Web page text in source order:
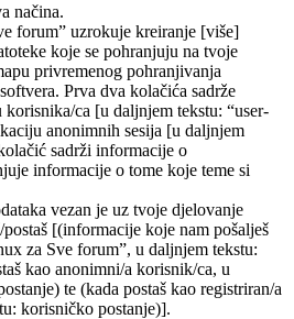
načina.
forum” uzrokuje kreiranje [više]
koje se pohranjuju na tvoje
privremenog pohranjivanja
Prva dva kolačića sadrže
ca [u daljnjem tekstu: “user-
anonimnih sesija [u daljnjem
sadrži informacije o
informacije o tome koje teme si
vezan je uz tvoje djelovanje
[(informacije koje nam pošalješ
za Sve forum”, u daljnjem tekstu:
kao anonimni/a korisnik/ca, u
te (kada postaš kao registriran/a
korisničko postanje)].